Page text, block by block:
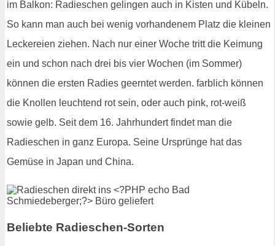
im Balkon: Radieschen gelingen auch in Kisten und Kübeln.
So kann man auch bei wenig vorhandenem Platz die kleinen
Leckereien ziehen. Nach nur einer Woche tritt die Keimung
ein und schon nach drei bis vier Wochen (im Sommer)
können die ersten Radies geerntet werden. farblich können
die Knollen leuchtend rot sein, oder auch pink, rot-weiß
sowie gelb. Seit dem 16. Jahrhundert findet man die
Radieschen in ganz Europa. Seine Ursprünge hat das
Gemüse in Japan und China.
Beliebte Radieschen-Sorten